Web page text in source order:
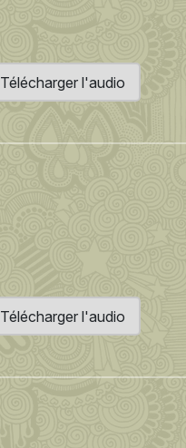
Télécharger l'audio
Télécharger l'audio